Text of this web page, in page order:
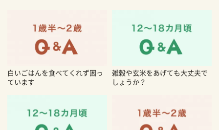
白いごはんを食べてくれず困っ
ています
雑穀や玄米をあげても大丈夫で
しょうか？